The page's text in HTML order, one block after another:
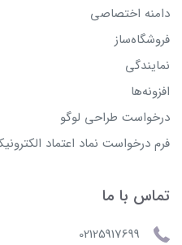
دامنه اختصاصی
فروشگاه‌ساز
نمایندگی
افزونه‌ها
درخواست طراحی لوگو
فرم درخواست نماد اعتماد
تماس با ما
02125917699